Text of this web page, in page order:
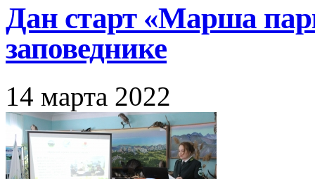
Дан старт «Марша
заповеднике
14 марта 2022